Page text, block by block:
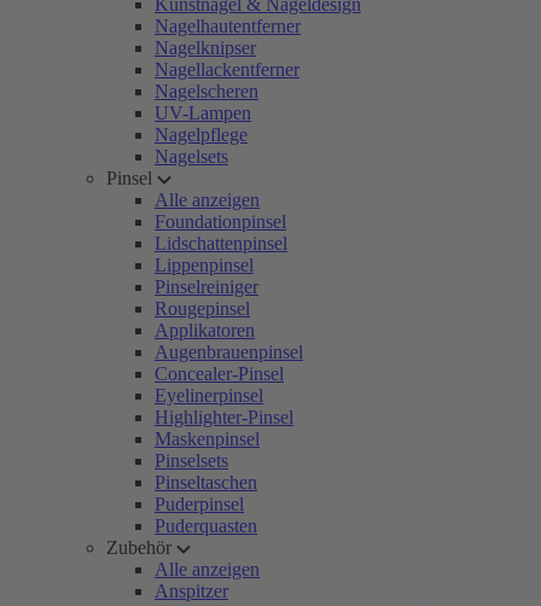
Kunstnägel & Nageldesign
Nagelhautentferner
Nagelknipser
Nagellackentferner
Nagelscheren
UV-Lampen
Nagelpflege
Nagelsets
Pinsel
Alle anzeigen
Foundationpinsel
Lidschattenpinsel
Lippenpinsel
Pinselreiniger
Rougepinsel
Applikatoren
Augenbrauenpinsel
Concealer-Pinsel
Eyelinerpinsel
Highlighter-Pinsel
Maskenpinsel
Pinselsets
Pinseltaschen
Puderpinsel
Puderquasten
Zubehör
Alle anzeigen
Anspitzer